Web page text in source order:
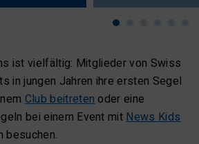
ist vielfältig: Mitglieder von Swiss
in jungen Jahren ihre ersten Segel
Club beitreten oder eine
bei einem Event mit News Kids
besuchen.